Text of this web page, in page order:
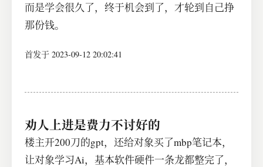
而是学会很久了，终于机会到了，才轮到自己挣
那份钱。
首发于 2023-09-12 20:02:41
劝人上进是费力不讨好的
楼主开200刀的gpt，还给对象买了mbp笔记本，
让对象学习Ai，基本软件硬件一条龙都整完了，